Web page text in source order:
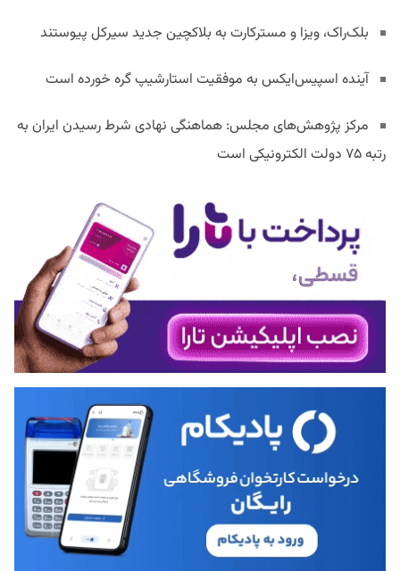
بلک‌راک، ویزا و مسترکارت به بلاکچین جدید سیرکل پیوستند
آینده اسپیس‌ایکس به موفقیت استارشیپ گره خورده است
مرکز پژوهش‌های مجلس: هماهنگی نهادی شرط رسیدن ایران به
رتبه ۷۵ دولت الکترونیکی است